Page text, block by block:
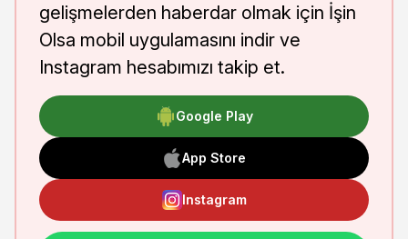
gelişmelerden haberdar olmak için İşin
Olsa mobil uygulamasını indir ve
Instagram hesabımızı takip et.
Google Play
App Store
Instagram